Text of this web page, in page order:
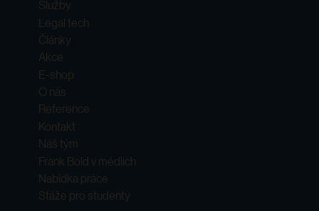
Služby
Legal tech
Články
Akce
E-shop
O nás
Reference
Kontakt
Náš tým
Frank Bold v médiích
Nabídka práce
Stáže pro studenty